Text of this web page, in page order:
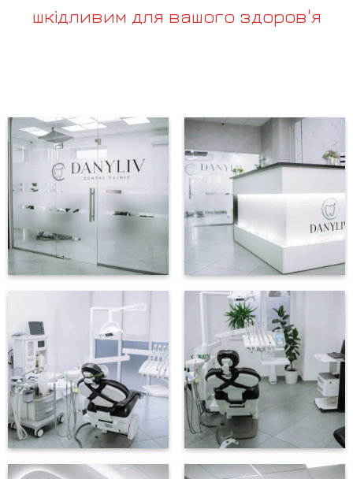
шкідливим для вашого здоров'я